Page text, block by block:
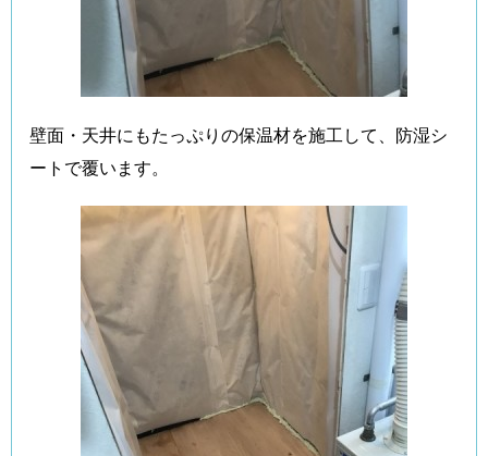
壁面・天井にもたっぷりの保温材を施工して、防湿シ
ートで覆います。